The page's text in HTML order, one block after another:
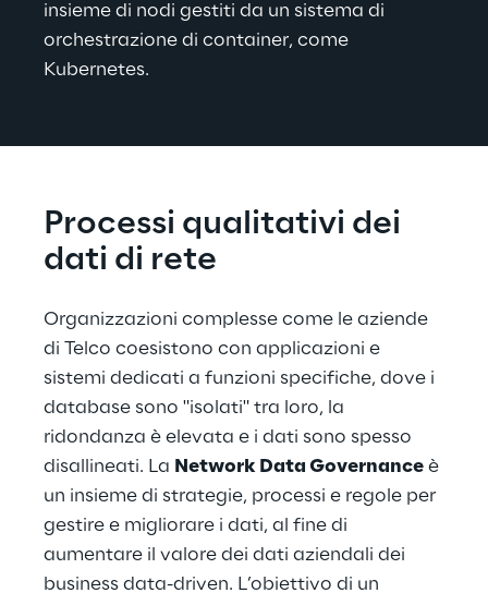
insieme di nodi gestiti da un sistema di
orchestrazione di container, come
Kubernetes.
Processi qualitativi dei
dati di rete
Organizzazioni complesse come le aziende
di Telco coesistono con applicazioni e
sistemi dedicati a funzioni specifiche, dove i
database sono "isolati" tra loro, la
ridondanza è elevata e i dati sono spesso
disallineati. La Network Data Governance è
un insieme di strategie, processi e regole per
gestire e migliorare i dati, al fine di
aumentare il valore dei dati aziendali dei
business data-driven. L’obiettivo di un